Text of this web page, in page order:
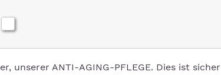
unserer ANTI-AGING-PFLEGE. Dies ist